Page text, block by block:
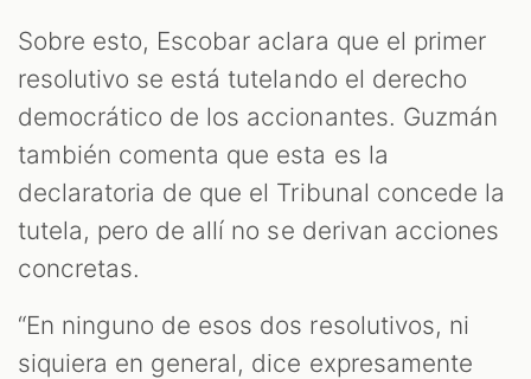
Sobre esto, Escobar aclara que el primer
resolutivo se está tutelando el derecho
democrático de los accionantes. Guzmán
también comenta que esta es la
declaratoria de que el Tribunal concede la
tutela, pero de allí no se derivan acciones
concretas.
“En ninguno de esos dos resolutivos, ni
siquiera en general, dice expresamente